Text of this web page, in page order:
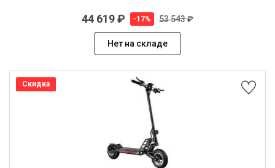
44 619 ₽ -17% 53 543 ₽
Нет на складе
Скидка